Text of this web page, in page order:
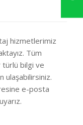
hizmetlerimiz
Tüm
türlü bilgi ve
ulaşabilirsiniz.
e-posta